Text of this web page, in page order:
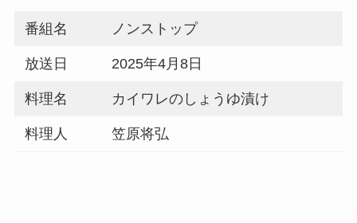
番組名 ノンストップ
放送日 2025年4月8日
料理名 カイワレのしょうゆ漬け
料理人 笠原将弘